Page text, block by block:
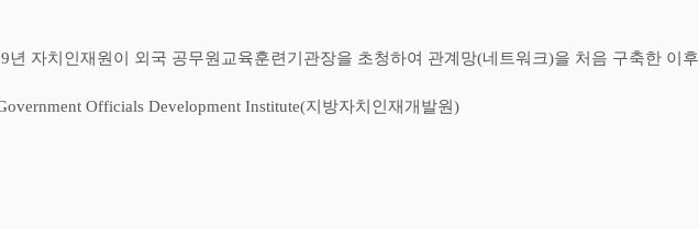
년 자치인재원이 외국 공무원교육훈련기관장을 초청하여 관계망(네트워크)을 처음 구축한 이후
Officials Development Institute(지방자치인재개발원)